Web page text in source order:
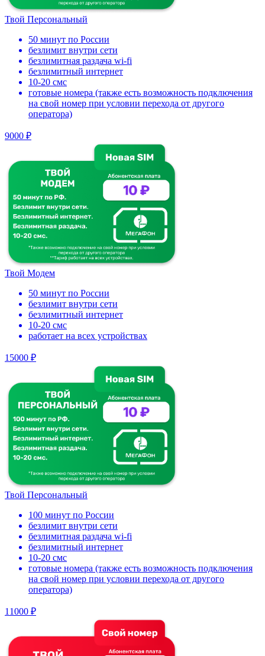
Твой Персональный
50 минут по России
безлимит внутри сети
безлимитная раздача wi-fi
безлимитный интернет
10-20 смс
готовые номера (также есть возможность подключения
на свой номер при условии перехода от другого
оператора)
9000 ₽
Твой Модем
50 минут по России
безлимит внутри сети
безлимитный интернет
10-20 смс
работает на всех устройствах
15000 ₽
Твой Персональный
100 минут по России
безлимит внутри сети
безлимитная раздача wi-fi
безлимитный интернет
10-20 смс
готовые номера (также есть возможность подключения
на свой номер при условии перехода от другого
оператора)
11000 ₽